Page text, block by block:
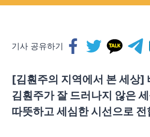
기사 공유하기
[김훤주의 지역에서 본 세상]
김훤주가 잘 드러나지 않은
따뜻하고 세심한 시선으로 전